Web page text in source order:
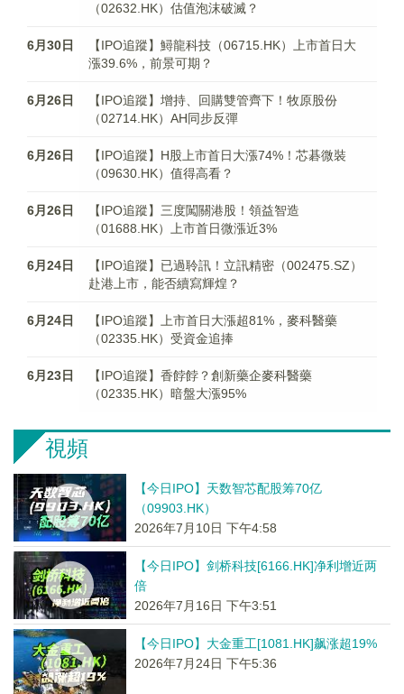
（02632.HK）估值泡沫破滅？
6月30日
【IPO追蹤】鱘龍科技（06715.HK）上市首日大
漲39.6%，前景可期？
6月26日
【IPO追蹤】增持、回購雙管齊下！牧原股份
（02714.HK）AH同步反彈
6月26日
【IPO追蹤】H股上市首日大漲74%！芯碁微裝
（09630.HK）值得高看？
6月26日
【IPO追蹤】三度闖關港股！領益智造
（01688.HK）上市首日微漲近3%
6月24日
【IPO追蹤】已過聆訊！立訊精密（002475.SZ）
赴港上市，能否續寫輝煌？
6月24日
【IPO追蹤】上市首日大漲超81%，麥科醫藥
（02335.HK）受資金追捧
6月23日
【IPO追蹤】香餑餑？創新藥企麥科醫藥
（02335.HK）暗盤大漲95%
視頻
【今日IPO】天数智芯配股筹70亿
（09903.HK）
2026年7月10日 下午4:58
【今日IPO】剑桥科技[6166.HK]净利增近两
倍
2026年7月16日 下午3:51
【今日IPO】大金重工[1081.HK]飙涨超19%
2026年7月24日 下午5:36